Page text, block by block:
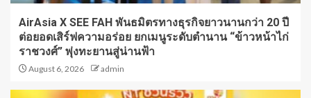
AirAsia X SEE FAH พันธมิตรทางธุรกิจยาวนานกว่า 20 ปี
ต่อยอดเสิร์ฟความอร่อย ยกเมนูระดับตำนาน “ข้าวหน้าไก่
ราชวงศ์” พุ่งทะยานสู่น่านฟ้า
August 6, 2026 admin